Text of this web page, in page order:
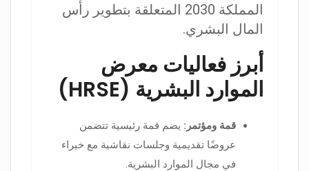
المملكة 2030 المتعلقة بتطوير رأس
المال البشري.
أبرز فعاليات معرض
الموارد البشرية (HRSE)
قمة ومؤتمر: يضم قمة رئيسية تتضمن
عروضًا تقديمية وجلسات نقاشية مع خبراء
في مجال الموارد البشرية.